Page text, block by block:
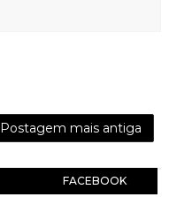
Postagem mais antiga
FACEBOOK